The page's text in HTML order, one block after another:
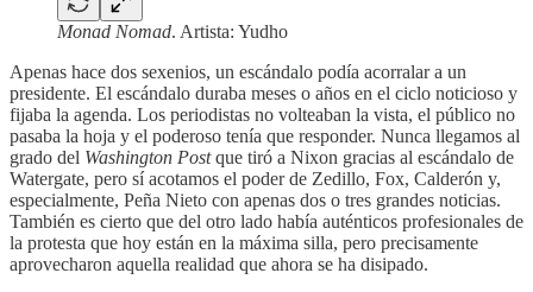
Monad Nomad. Artista: Yudho
Apenas hace dos sexenios, un escándalo podía acorralar a un
presidente. El escándalo duraba meses o años en el ciclo noticioso y
fijaba la agenda. Los periodistas no volteaban la vista, el público no
pasaba la hoja y el poderoso tenía que responder. Nunca llegamos al
grado del Washington Postque tiró a Nixon gracias al escándalo de
Watergate, pero sí acotamos el poder de Zedillo, Fox, Calderón y,
especialmente, Peña Nieto con apenas dos o tres grandes noticias.
También es cierto que del otro lado había auténticos profesionales de
la protesta que hoy están en la máxima silla, pero precisamente
aprovecharon aquella realidad que ahora se ha disipado.